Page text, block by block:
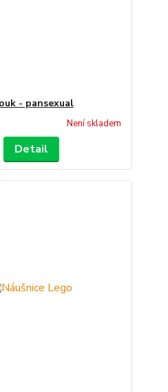
- pansexual
Není skladem
Detail